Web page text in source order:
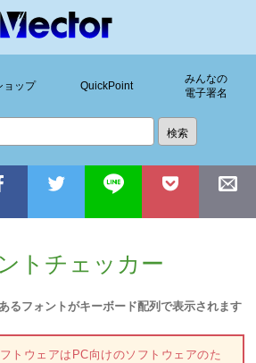
ョップ QuickPoint
みんなの
電子署名
トチェッカー
るフォントがキーボード配列で表示されます
トウェアはPC向けのソフトウェアのた